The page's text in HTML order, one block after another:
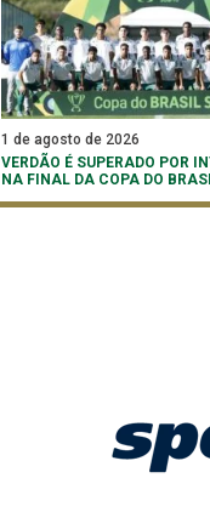
1 de agosto de 2026
VERDÃO É SUPERADO POR
NA FINAL DA COPA DO